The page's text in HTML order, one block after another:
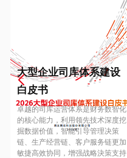
Europe
Hungary
Hong Kong
大型企业司库体系建设
白皮书
卓越的司库运营体系是财务数智化
的核心能力，利用领先技术深度挖
掘数据价值，智能引导管理决策
链、生产经营链、客户服务链更加
敏捷高效协同，增强战略決策支持